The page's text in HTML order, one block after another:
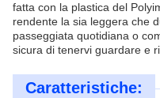
fatta con la plastica del
rendente la sia leggera che
passeggiata quotidiana o
sicura di tenervi guardare e
Caratteristiche: